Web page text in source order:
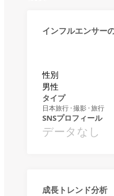
インフルエンサー
性別
男性
タイプ
日本旅行 · 撮影 · 旅行
SNSプロフィール
データなし
成長トレンド分析